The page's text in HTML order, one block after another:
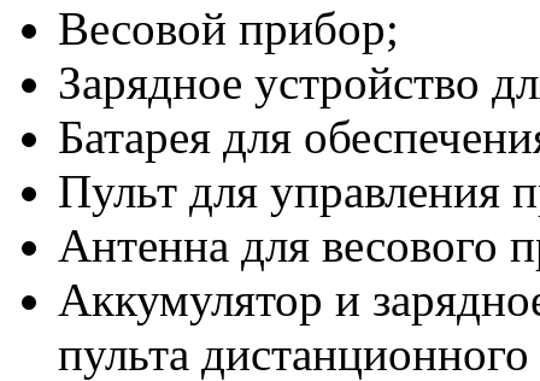
Весовой прибор;
Зарядное устройство
Батарея для
Пульт для управления
Антенна для весового
Аккумулятор и
пульта